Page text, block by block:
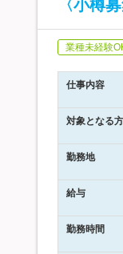
〈小樽
業種未経験
仕事内容
対象となる方
勤務地
給与
勤務時間